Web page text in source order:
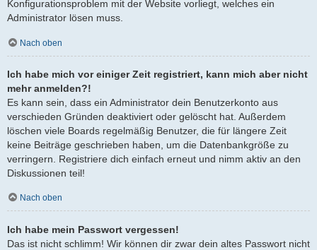
Konfigurationsproblem mit der Website vorliegt, welches ein
Administrator lösen muss.
Nach oben
Ich habe mich vor einiger Zeit registriert, kann mich aber nicht
mehr anmelden?!
Es kann sein, dass ein Administrator dein Benutzerkonto aus
verschieden Gründen deaktiviert oder gelöscht hat. Außerdem
löschen viele Boards regelmäßig Benutzer, die für längere Zeit
keine Beiträge geschrieben haben, um die Datenbankgröße zu
verringern. Registriere dich einfach erneut und nimm aktiv an den
Diskussionen teil!
Nach oben
Ich habe mein Passwort vergessen!
Das ist nicht schlimm! Wir können dir zwar dein altes Passwort nicht